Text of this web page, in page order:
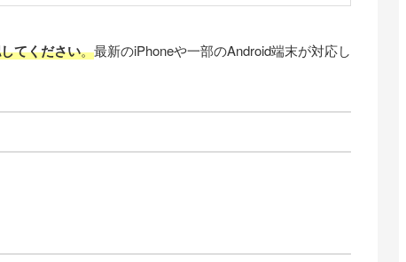
てください。最新のiPhoneや一部のAndroid端末が対応し